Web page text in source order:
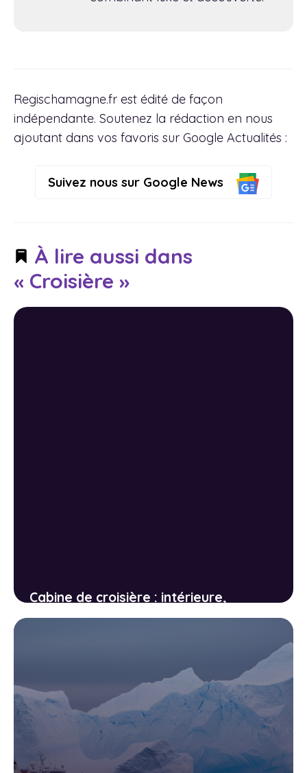
Regischamagne.fr est édité de façon
indépendante. Soutenez la rédaction en nous
ajoutant dans vos favoris sur Google Actualités :
Suivez nous sur Google News
À lire aussi dans
« Croisière »
Cabine de croisière : intérieure,
extérieure, balcon ou suite, laquelle